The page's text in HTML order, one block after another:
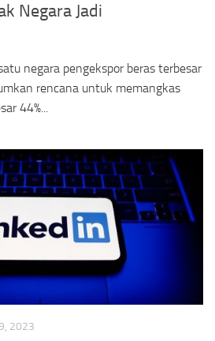
Negara Jadi
negara pengekspor beras terbesar
rencana untuk memangkas
44%...
2023